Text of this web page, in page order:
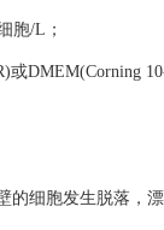
胞/L；
DMEM(Corning
细胞发生脱落，